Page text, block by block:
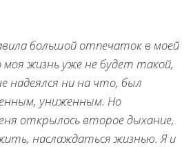
большой отпечаток в моей
жизнь уже не будет такой,
надеялся ни на что, был
униженным. Но
открылось второе дыхание,
наслаждаться жизнью. Я и